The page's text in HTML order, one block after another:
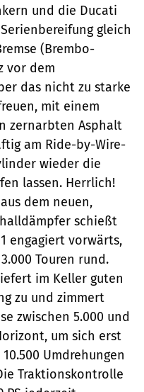
und die Ducati
gleich
(Brembo-
vor dem
das nicht zu starke
mit einem
zernarbten Asphalt
am Ride-by-Wire-
wieder die
lassen. Herrlich!
dem neuen,
schießt
engagiert vorwärts,
Touren rund.
im Keller guten
zu und zimmert
zwischen 5.000 und
um sich erst
Umdrehungen
Traktionskontrolle